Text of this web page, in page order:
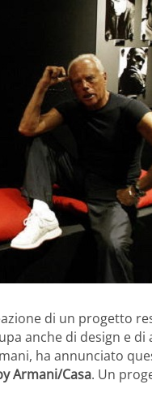
di un progetto
anche di design e
ha annunciato
Armani/Casa. Un